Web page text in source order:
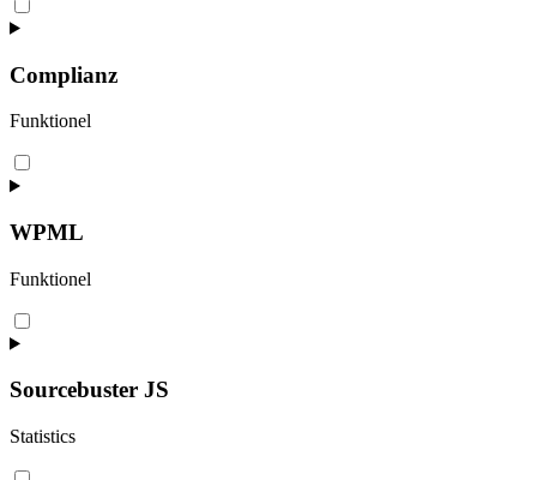
to
wordpress
Complianz
Funktionel
Consent
to
complianz
WPML
Funktionel
Consent
to
wpml
Sourcebuster JS
Statistics
Consent